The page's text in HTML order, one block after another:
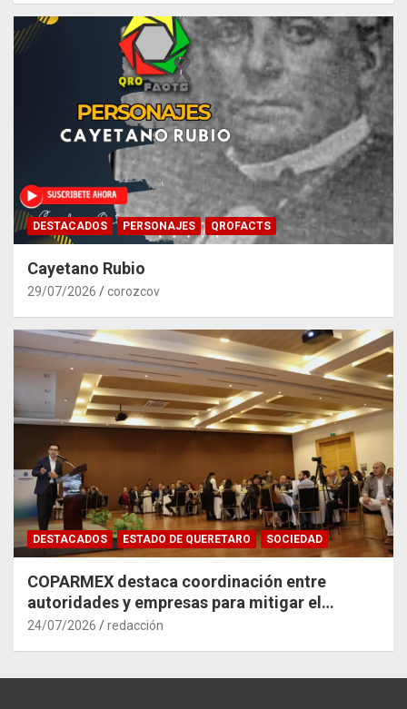
DESTACADOS PERSONAJES QROFACTS
Cayetano Rubio
29/07/2026 corozcov
DESTACADOS ESTADO DE QUERETARO SOCIEDAD
COPARMEX destaca coordinación entre
autoridades y empresas para mitigar el
impacto del Tren México–Querétaro
24/07/2026 redacción